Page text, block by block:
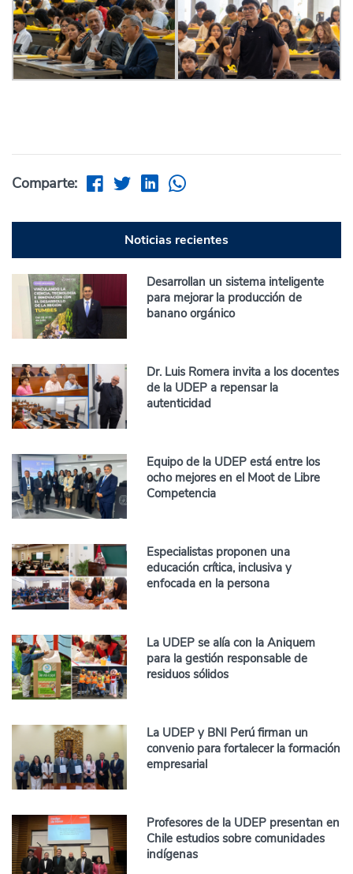
Comparte:
Noticias recientes
Desarrollan un sistema inteligente
para mejorar la producción de
banano orgánico
Dr. Luis Romera invita a los docentes
de la UDEP a repensar la
autenticidad
Equipo de la UDEP está entre los
ocho mejores en el Moot de Libre
Competencia
Especialistas proponen una
educación crítica, inclusiva y
enfocada en la persona
La UDEP se alía con la Aniquem
para la gestión responsable de
residuos sólidos
La UDEP y BNI Perú firman un
convenio para fortalecer la formación
empresarial
Profesores de la UDEP presentan en
Chile estudios sobre comunidades
indígenas